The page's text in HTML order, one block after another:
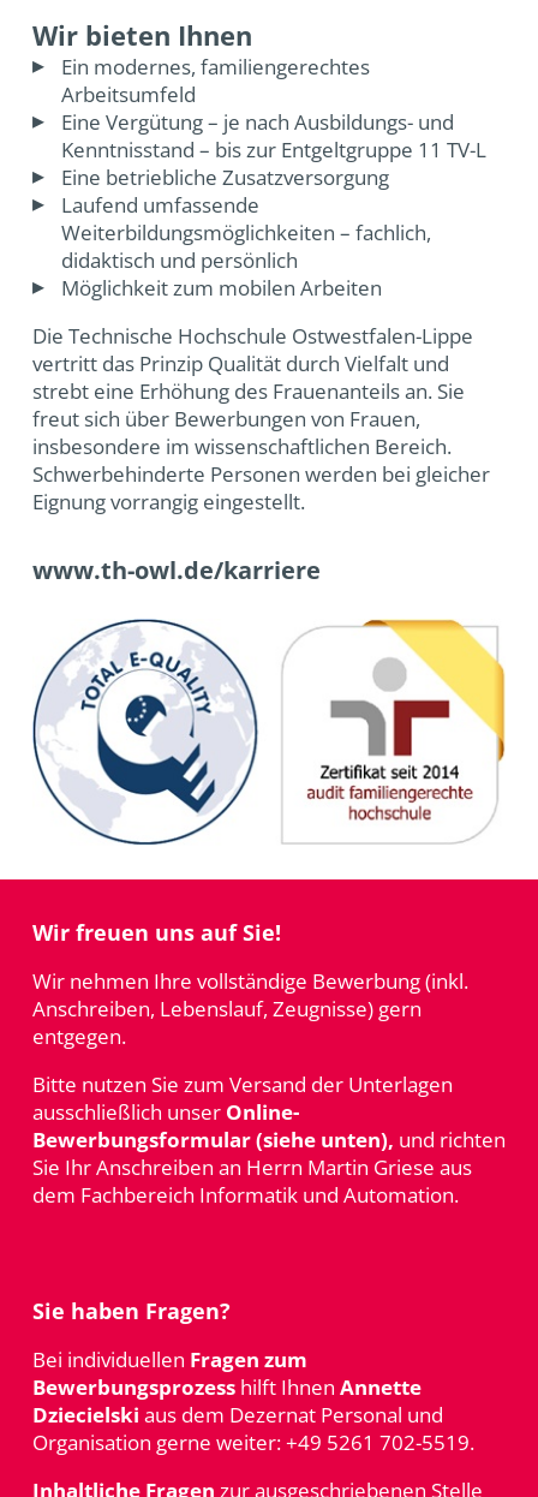
Wir bieten Ihnen
Ein modernes, familiengerechtes
Arbeitsumfeld
Eine Vergütung – je nach Ausbildungs- und
Kenntnisstand – bis zur Entgeltgruppe 11 TV-L
Eine betriebliche Zusatzversorgung
Laufend umfassende
Weiterbildungsmöglichkeiten – fachlich,
didaktisch und persönlich
Möglichkeit zum mobilen Arbeiten
Die Technische Hochschule Ostwestfalen-Lippe
vertritt das Prinzip Qualität durch Vielfalt und
strebt eine Erhöhung des Frauenanteils an. Sie
freut sich über Bewerbungen von Frauen,
insbesondere im wissenschaftlichen Bereich.
Schwerbehinderte Personen werden bei gleicher
Eignung vorrangig eingestellt.
www.th-owl.de/karriere
Wir freuen uns auf Sie!
Wir nehmen Ihre vollständige Bewerbung (inkl.
Anschreiben, Lebenslauf, Zeugnisse) gern
entgegen.
Bitte nutzen Sie zum Versand der Unterlagen
ausschließlich unser Online-
Bewerbungsformular (siehe unten), und richten
Sie Ihr Anschreiben an Herrn Martin Griese aus
dem Fachbereich Informatik und Automation.
Sie haben Fragen?
Bei individuellen Fragen zum
Bewerbungsprozesshilft Ihnen Annette
Dziecielski aus dem Dezernat Personal und
Organisation gerne weiter: +49 5261 702-5519.
Inhaltliche Fragen zur ausgeschriebenen Stelle